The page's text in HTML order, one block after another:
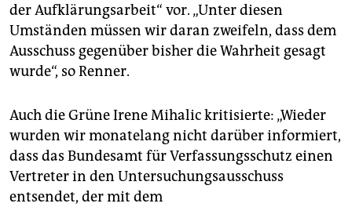
der Aufklärungsarbeit“ vor. „Unter diesen
Umständen müssen wir daran zweifeln, dass dem
Ausschuss gegenüber bisher die Wahrheit gesagt
wurde“, so Renner.
Auch die Grüne Irene Mihalic kritisierte: „Wieder
wurden wir monatelang nicht darüber informiert,
dass das Bundesamt für Verfassungsschutz einen
Vertreter in den Untersuchungsausschuss
entsendet, der mit dem